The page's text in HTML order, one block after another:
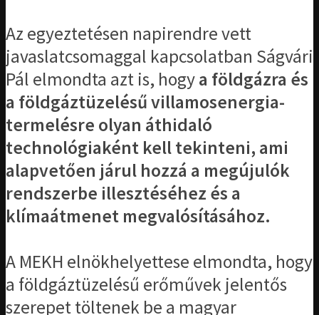
Az egyeztetésen napirendre vett
javaslatcsomaggal kapcsolatban Ságvári
Pál elmondta azt is, hogya földgázra és
a földgáztüzelésű villamosenergia-
termelésre olyan áthidaló
technológiaként kell tekinteni, ami
alapvetően járul hozzá a megújulók
rendszerbe illesztéséhez és a
klímaátmenet megvalósításához.
A MEKH elnökhelyettese elmondta, hogy
a földgáztüzelésű erőművek jelentős
szerepet töltenek be a magyar